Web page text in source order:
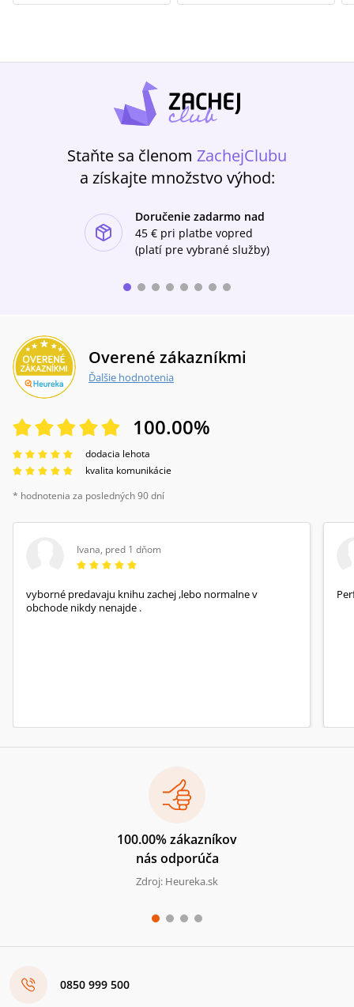
Staňte sa členom ZachejClubu
a získajte množstvo výhod:
Doručenie zadarmo nad
45 € pri platbe vopred
(platí pre vybrané služby)
Overené zákazníkmi
Ďalšie hodnotenia
100.00%
dodacia lehota
kvalita komunikácie
* hodnotenia za posledných 90 dní
Ivana, pred 1 dňom
vyborné predavaju knihu zachej ,lebo normalne v
obchode nikdy nenajde .
100.00% zákazníkov
nás odporúča
Zdroj: Heureka.sk
0850 999 500